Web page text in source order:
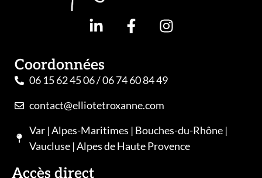
Coordonnées
06 15 62 45 06 / 06 74 60 84 49
contact@elliotetroxanne.com
Var | Alpes-Maritimes | Bouches-du-Rhône |
Vaucluse | Alpes de Haute Provence
Accès direct